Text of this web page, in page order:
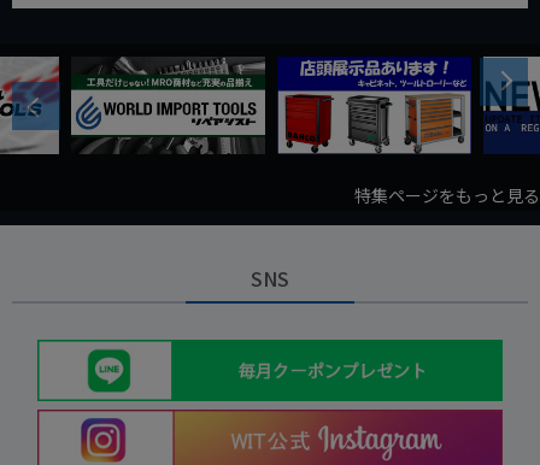
Previous
Next
特集ページをもっと見る
SNS